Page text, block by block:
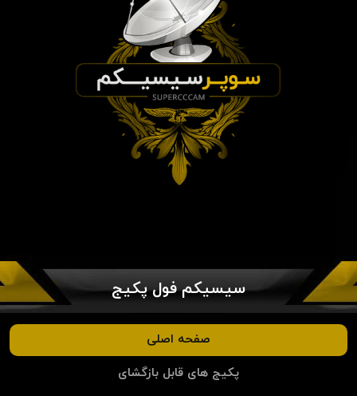
سیسیکم فول پکیج
صفحه اصلی
پکیج های قابل بازگشای